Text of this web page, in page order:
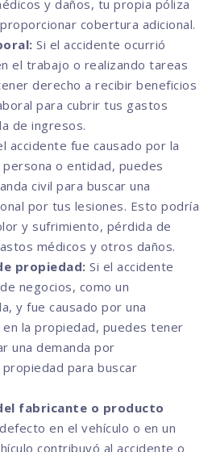
y daños, tu propia póliza
cobertura adicional.
Si el accidente ocurrió
el trabajo o realizando tareas
derecho a recibir beneficios
para cubrir tus gastos
de ingresos.
accidente fue causado por la
o entidad, puedes
civil para buscar una
por tus lesiones. Esto podría
y sufrimiento, pérdida de
médicos y otros daños.
propiedad: Si el accidente
negocios, como un
y fue causado por una
la propiedad, puedes tener
una demanda por
para buscar
fabricante o producto
en el vehículo o en un
contribuyó al accidente o